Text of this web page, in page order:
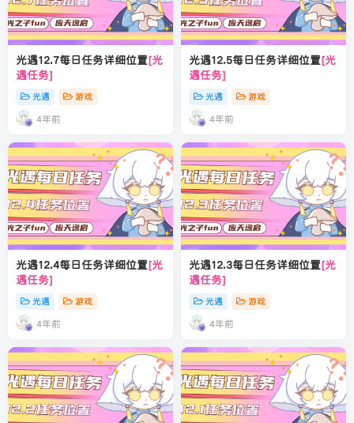
光遇12.7每日任务详细位置[光
遇任务]
光遇 游戏
4年前
光遇12.5每日任务详细位置[光
遇任务]
光遇 游戏
4年前
光遇12.4每日任务详细位置[光
遇任务]
光遇 游戏
4年前
光遇12.3每日任务详细位置[光
遇任务]
光遇 游戏
4年前